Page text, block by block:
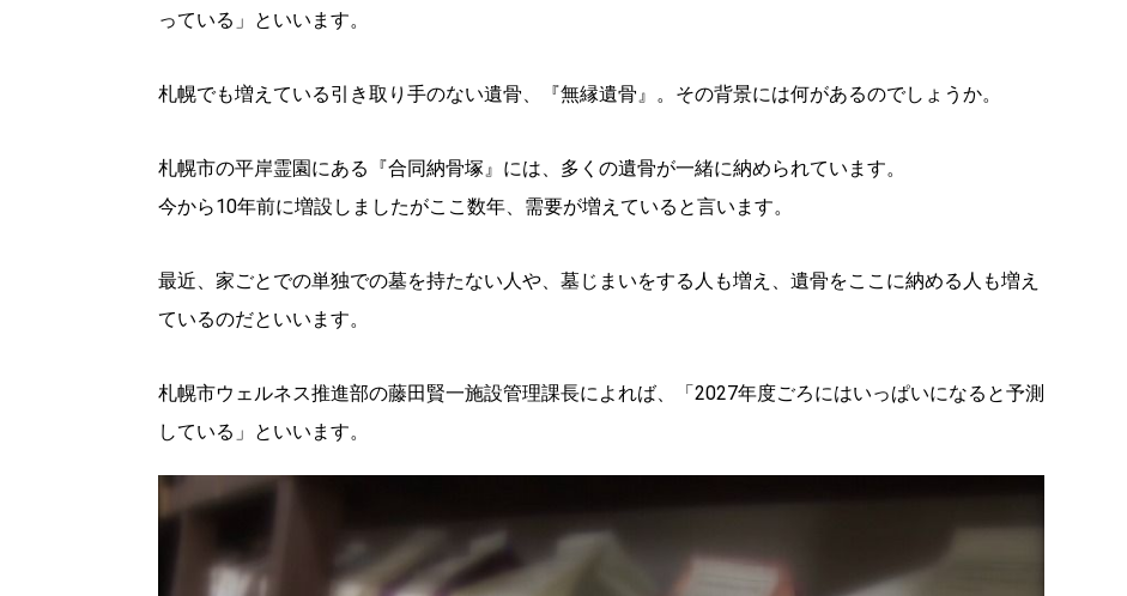
っている」といいます。
札幌でも増えている引き取り手のない遺骨、『無縁遺骨』。その背景には何があるのでしょうか。
札幌市の平岸霊園にある『合同納骨塚』には、多くの遺骨が一緒に納められています。
今から10年前に増設しましたがここ数年、需要が増えていると言います。
最近、家ごとでの単独での墓を持たない人や、墓じまいをする人も増え、遺骨をここに納める人も増え
ているのだといいます。
札幌市ウェルネス推進部の藤田賢一施設管理課長によれば、「2027年度ごろにはいっぱいになると予測
している」といいます。